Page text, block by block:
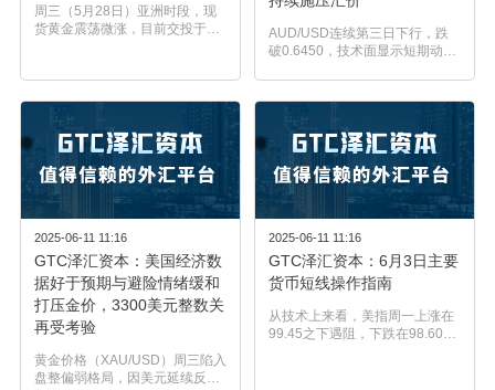
周三（5月28日）亚洲时段，现
货黄金震荡微涨，目前交投于
短暂反弹至3335附近的阻力位，
然后再重新测试每盎司 3284 美
元的支撑位。预计本次反弹将与
此前自 3345 美元起的下跌走势
大致对称。由于自 3154 美元
起...
AUD/USD连续第三日下行，跌
破0.6450，技术面显示短期动能
内跌破关键的九日指数移动均线
（EMA），令市场对短期上行动
力产生疑问。澳洲最新通胀数据
略高于预期，但未能支撑澳元。
澳大利亚统计局公布，4月月度
CPI..
2025-06-11 11:16
GTC泽汇资本：美国经济数
据好于预期与避险情绪缓和
打压金价，3300美元整数关
再受考验
黄金价格（XAU/USD）周三陷入
盘整偏弱格局，因美元延续反
2025-06-11 11:16
GTC泽汇资本：6月3日主要
货币短线操作指南
从技术上来看，美指周一上涨在
99.45之下遇阻，下跌在98.60之